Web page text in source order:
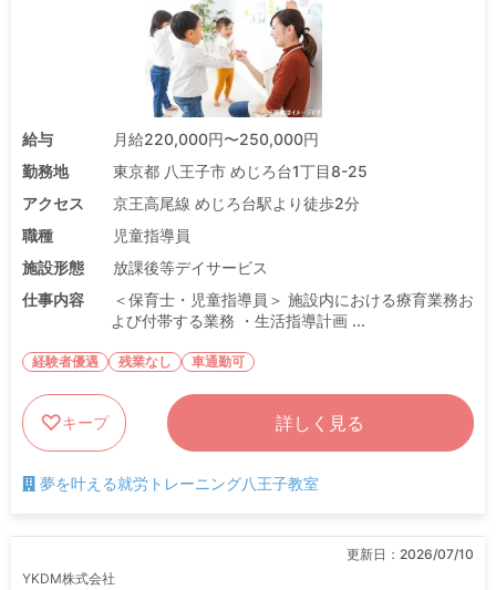
給与
月給220,000円〜250,000円
勤務地
東京都 八王子市 めじろ台1丁目8-25
アクセス
京王高尾線 めじろ台駅より徒歩2分
職種
児童指導員
施設形態
放課後等デイサービス
仕事内容
＜保育士・児童指導員＞ 施設内における療育業務お
よび付帯する業務 ・生活指導計画 ...
経験者優遇 残業なし 車通勤可
キープ 詳しく見る
夢を叶える就労トレーニング八王子教室
更新日： 2026/07/10
YKDM株式会社